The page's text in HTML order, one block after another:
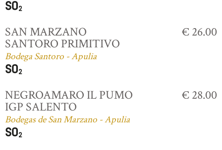
SAN MARZANO
SANTORO PRIMITIVO
Bodega Santoro - Apulia
€ 26.00
NEGROAMARO IL PUMO
IGP SALENTO
Bodegas de San Marzano - Apulia
€ 28.00